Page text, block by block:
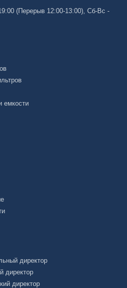
(Перерыв 12:00-13:00), Сб-Вс -
емкости
директор
директор
директор